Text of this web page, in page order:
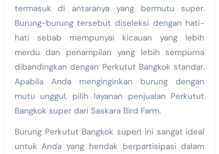
termasuk di antaranya yang bermutu super.
Burung-burung tersebut diseleksi dengan hati-
hati sebab mempunyai kicauan yang lebih
merdu dan penampilan yang lebih sempurna
dibandingkan dengan Perkutut Bangkok standar.
Apabila Anda menginginkan burung dengan
mutu unggul, pilih layanan penjualan Perkutut
Bangkok super dari Saskara Bird Farm.
Burung Perkutut Bangkok super| ini sangat ideal
untuk Anda yang hendak berpartisipasi dalam